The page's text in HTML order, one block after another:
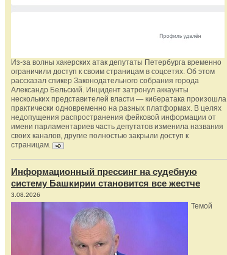
Из‑за волны хакерских атак депутаты Петербурга временно
ограничили доступ к своим страницам в соцсетях. Об этом
рассказал спикер Законодательного собрания города
Александр Бельский. Инцидент затронул аккаунты
нескольких представителей власти — кибератака произошла
практически одновременно на разных платформах. В целях
недопущения распространения фейковой информации от
имени парламентариев часть депутатов изменила названия
своих каналов, другие полностью закрыли доступ к
страницам.
Информационный прессинг на судебную
систему Башкирии становится все жестче
3.08.2026
Темой